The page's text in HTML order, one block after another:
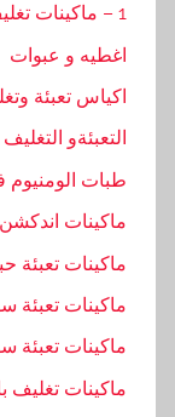
1 – ماكينات تغليف بالفاكيوم
اغطيه و عبوات
اكياس تعبئة
التعبئةو التغليف
طبات الومنيوم
ماكينات
ماكينات تعبئة
ماكينات تعبئة
ماكينات تعبئة
ماكينات تغليف